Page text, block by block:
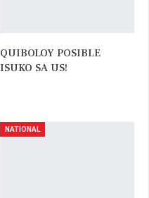
QUIBOLOY POSIBLE
ISUKO SA US!
NATIONAL